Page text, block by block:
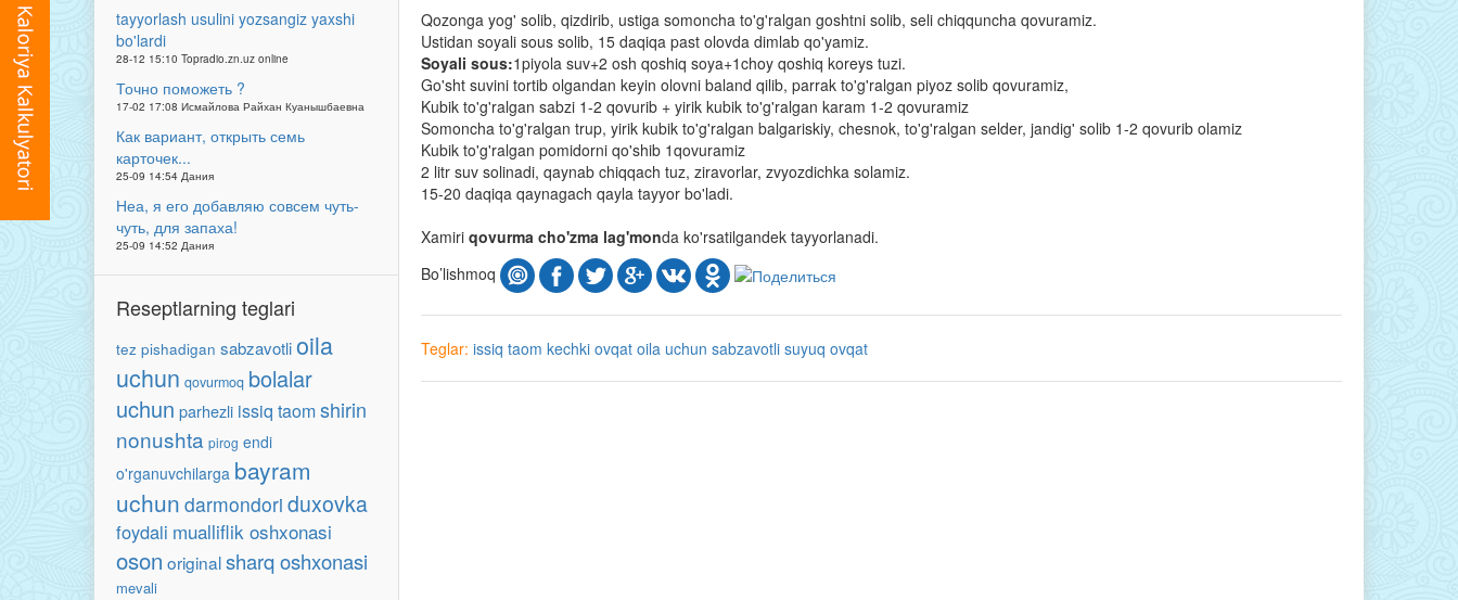
tayyorlash usulini yozsangiz yaxshi
bo'lardi
28-12 15:10 Topradio.zn.uz online
Точно поможеть ?
17-02 17:08 Исмайлова Райхан Куанышбаевна
Как вариант, открыть семь
карточек...
25-09 14:54 Дания
Неа, я его добавляю совсем чуть-
чуть, для запаха!
25-09 14:52 Дания
Reseptlarning teglari
tez pishadigan sabzavotlioila
uchun qovurmoq bolalar
uchun parhezli issiq taomshirin
nonushta pirog endi
o'rganuvchilarga bayram
uchun darmondori duxovka
foydali mualliflik oshxonasi
oson originalsharq oshxonasi
mevali
Qozonga yog' solib, qizdirib, ustiga somoncha to'g'ralgan goshtni solib, seli chiqquncha qovuramiz.
Ustidan soyali sous solib, 15 daqiqa past olovda dimlab qo'yamiz.
Soyali sous:1piyola suv+2 osh qoshiq soya+1choy qoshiq koreys tuzi.
Go'sht suvini tortib olgandan keyin olovni baland qilib, parrak to'g'ralgan piyoz solib qovuramiz,
Kubik to'g'ralgan sabzi 1-2 qovurib + yirik kubik to'g'ralgan karam 1-2 qovuramiz
Somoncha to'g'ralgan trup, yirik kubik to'g'ralgan balgariskiy, chesnok, to'g'ralgan selder, jandig' solib 1-2 qovurib olamiz
Kubik to'g'ralgan pomidorni qo'shib 1qovuramiz
2 litr suv solinadi, qaynab chiqqach tuz, ziravorlar, zvyozdichka solamiz.
15-20 daqiqa qaynagach qayla tayyor bo'ladi.
Xamiri qovurma cho'zma lag'monda ko'rsatilgandek tayyorlanadi.
Bo’lishmoq
Teglar: issiq taom kechki ovqat oila uchun sabzavotli suyuq ovqat